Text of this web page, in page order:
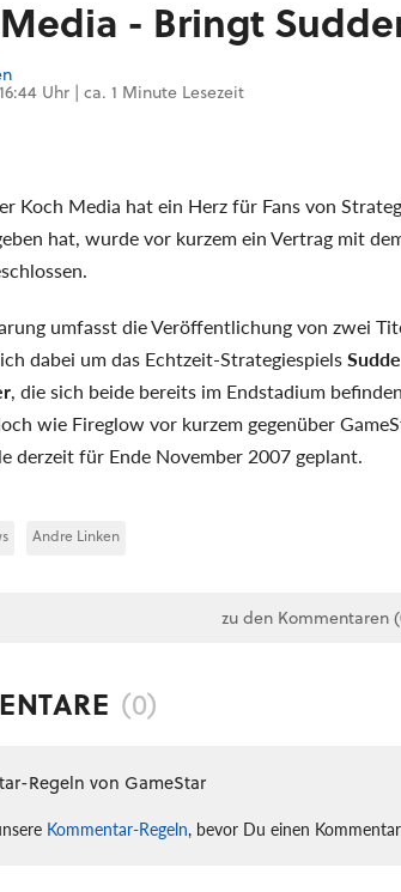
- Bringt
Uhr | ca. 1 Minute Lesezeit
Koch Media hat ein Herz für Fans von
hat, wurde vor kurzem ein Vertrag mit
umfasst die Veröffentlichung von zwei
dabei um das Echtzeit-Strategiespiels
, die sich beide bereits im Endstadium
wie Fireglow vor kurzem gegenüber
derzeit für Ende November 2007 geplant.
Andre Linken
zu den Kommentaren
(0)
Regeln von GameStar
Kommentar-Regeln, bevor Du einen